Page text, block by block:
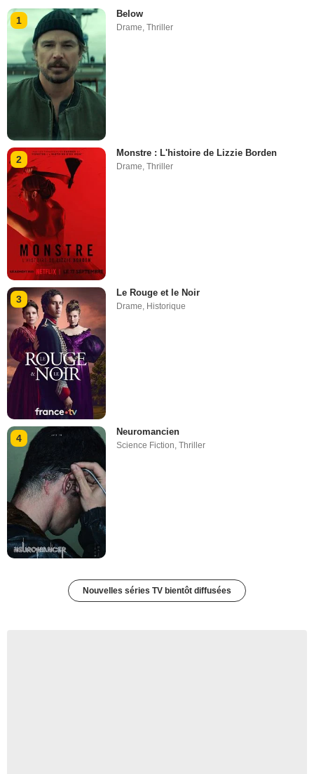
1
Below
Drame,Thriller
2
Monstre : L'histoire de Lizzie Borden
Drame,Thriller
3
Le Rouge et le Noir
Drame Historique
4
Neuromancien
Science Fiction,Thriller
Nouvelles séries TV bientôt diffusées